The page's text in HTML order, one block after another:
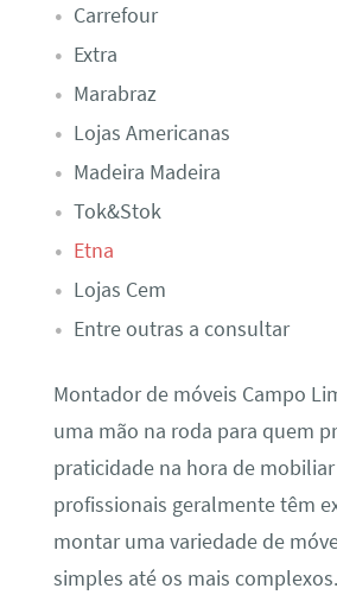
Carrefour
Extra
Marabraz
Lojas Americanas
Madeira Madeira
Tok&Stok
Etna
Lojas Cem
Entre outras a consultar
Montador de móveis Campo
uma mão na roda para quem
praticidade na hora de mobiliar
profissionais geralmente têm
montar uma variedade de
simples até os mais